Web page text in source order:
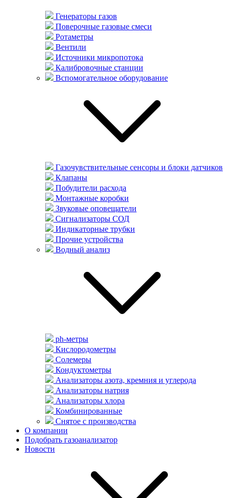
Генераторы газов
Поверочные газовые смеси
Ротаметры
Вентили
Источники микропотока
Калибровочные станции
Вспомогательное оборудование
Газочувствительные сенсоры и блоки датчиков
Клапаны
Побудители расхода
Монтажные коробки
Звуковые оповещатели
Сигнализаторы СОД
Индикаторные трубки
Прочие устройства
Водный анализ
ph-метры
Кислородометры
Солемеры
Кондуктометры
Анализаторы азота, кремния и углерода
Анализаторы натрия
Анализаторы хлора
Комбинированные
Снятое с производства
О компании
Подобрать газоанализатор
Новости